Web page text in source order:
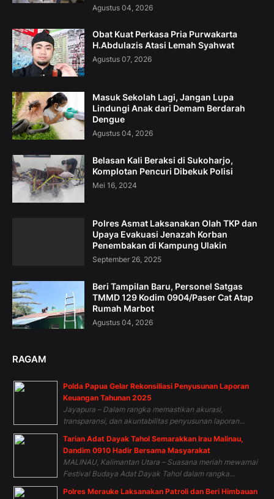
Agustus 04, 2026
Obat Kuat Perkasa Pria Purwakarta
H.Abdulazis Atasi Lemah Syahwat
Agustus 07, 2026
Masuk Sekolah Lagi, Jangan Lupa
Lindungi Anak dari Demam Berdarah
Dengue
Agustus 04, 2026
Belasan Kali Beraksi di Sukoharjo,
Komplotan Pencuri Dibekuk Polisi
Mei 16, 2024
Polres Asmat Laksanakan Olah TKP dan
Upaya Evakuasi Jenazah Korban
Penembakan di Kampung Ulakin
September 26, 2025
Beri Tampilan Baru, Personel Satgas
TMMD 129 Kodim 0904/Paser Cat Atap
Rumah Marbot
Agustus 04, 2026
RAGAM
Polda Papua Gelar Rekonsiliasi Penyusunan Laporan
Keuangan Tahunan 2025
Jayapura – Dalam rangka memastikan akurasi,
transparansi, dan akuntabilitas penyusunan laporan...
Tarian Adat Dayak Tahol Semarakkan Irau Malinau,
Dandim 0910 Hadir Bersama Masyarakat
MALINAU, Kalimantan Utara – Suasana meriah mewarnai
Festival Budaya Adat Dayak Tahol dalam rangka...
Polres Merauke Laksanakan Patroli dan Beri Himbauan